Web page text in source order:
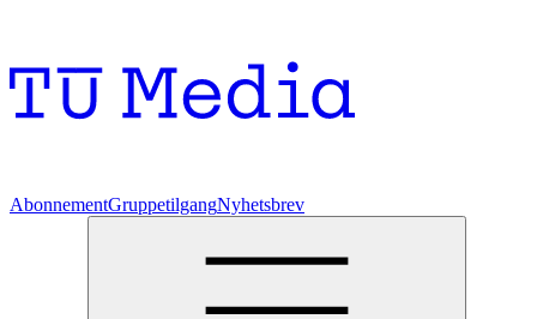
AbonnementGruppetilgangNyhetsbrev